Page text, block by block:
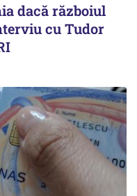
dacă războiul
cu Tudor